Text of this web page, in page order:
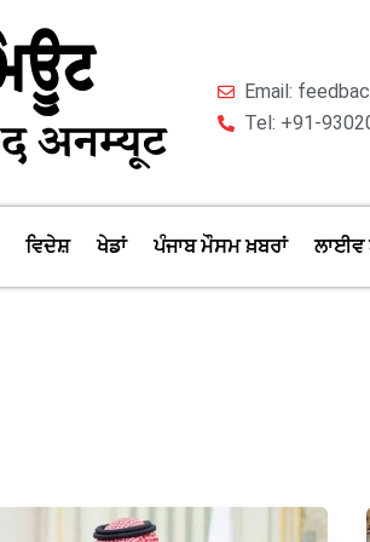
Email:
Tel: +91-
ਵਿਦੇਸ਼ ਖੇਡਾਂ ਪੰਜਾਬ ਮੌਸਮ ਖ਼ਬਰਾਂ ਲਾਈਵ